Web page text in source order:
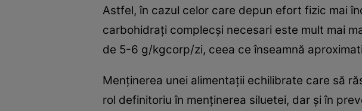
Astfel, în cazul celor care depun efort fizic mai
carbohidraţi complecşi necesari este mult mai
de 5-6 g/kgcorp/zi, ceea ce înseamnă
Menţinerea unei alimentaţii echilibrate care să
rol definitoriu în menţinerea siluetei, dar şi în